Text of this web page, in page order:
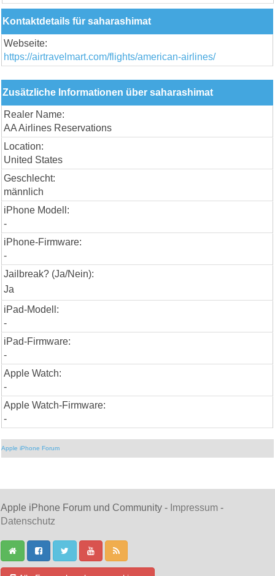
Kontaktdetails für saharashimat
Webseite:
https://airtravelmart.com/flights/american-airlines/
Zusätzliche Informationen über saharashimat
Realer Name:
AA Airlines Reservations
Location:
United States
Geschlecht:
männlich
iPhone Modell:
-
iPhone-Firmware:
-
Jailbreak? (Ja/Nein):
Ja
iPad-Modell:
-
iPad-Firmware:
-
Apple Watch:
-
Apple Watch-Firmware:
-
Apple iPhone Forum
Apple iPhone Forum und Community - Impressum -
Datenschutz